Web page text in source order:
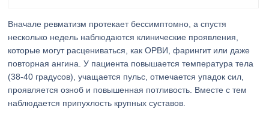
Вначале ревматизм протекает бессимптомно, а спустя
несколько недель наблюдаются клинические проявления,
которые могут расцениваться, как ОРВИ, фарингит или даже
повторная ангина. У пациента повышается температура тела
(38-40 градусов), учащается пульс, отмечается упадок сил,
проявляется озноб и повышенная потливость. Вместе с тем
наблюдается припухлость крупных суставов.